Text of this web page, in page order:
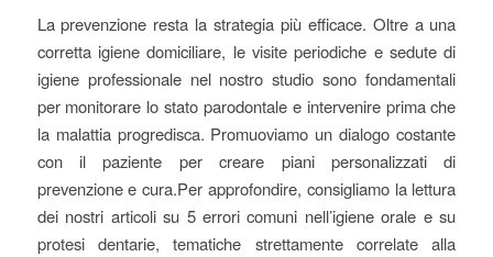
La prevenzione resta la strategia più efficace. Oltre a una
corretta igiene domiciliare, le visite periodiche e sedute di
igiene professionale nel nostro studio sono fondamentali
per monitorare lo stato parodontale e intervenire prima che
la malattia progredisca. Promuoviamo un dialogo costante
con il paziente per creare piani personalizzati di
prevenzione e cura.Per approfondire, consigliamo la lettura
dei nostri articoli su 5 errori comuni nell’igiene orale e su
protesi dentarie, tematiche strettamente correlate alla